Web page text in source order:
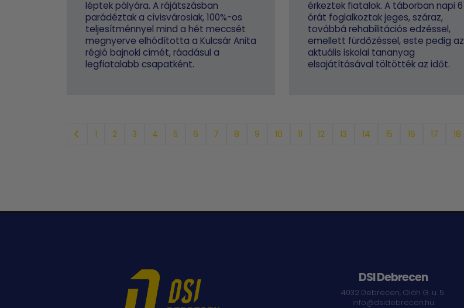
léptek pályára. A rájátszásban
parádéztak a cívisvárosiak, 100%-os
teljesítménnyel mind a hét meccsét
megnyerve elhódította a Kulcsár Anita
régió bajnoki címét, ráadásul a
legfiatalabb csapatként.
érkeztek fiatalok. A táborban napi 6
órát foglalkoztak jeges, száraz,
továbbá rehabilitációs edzéssel,
emellett fürdőzéssel, este pedig az
aktuális iskolai tananyag
elsajátításával töltötték az időt.
1 2 3 4 5 6 7 8 9 10 11 12 13 14 15 16 17 18
DSI Debrecen
4032 Debrecen, Oláh G. u. 5.
info@dsidebrecen.hu